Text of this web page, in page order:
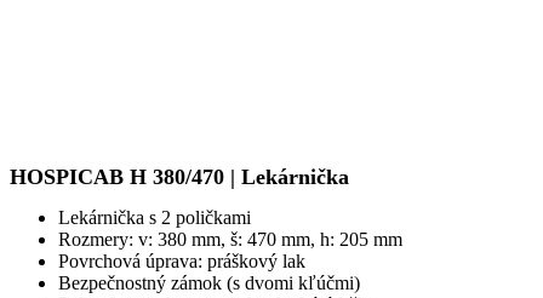
HOSPICAB H 380/470 | Lekárnička
Lekárnička s 2 poličkami
Rozmery: v: 380 mm, š: 470 mm, h: 205 mm
Povrchová úprava: práškový lak
Bezpečnostný zámok (s dvomi kľúčmi)